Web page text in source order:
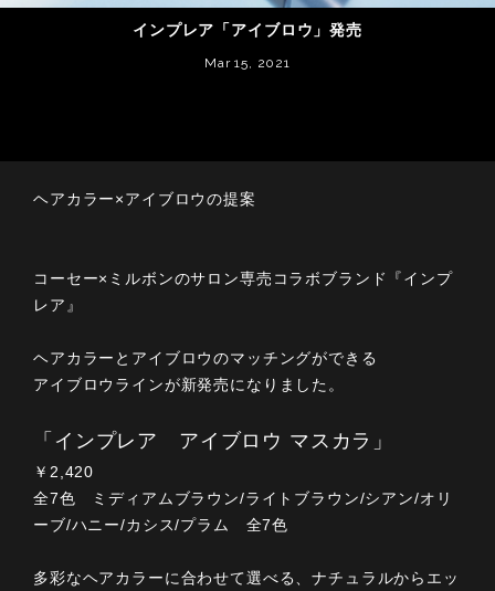
インプレア「アイブロウ」発売
Mar 15, 2021
ヘアカラー×アイブロウの提案
コーセー×ミルボンのサロン専売コラボブランド『インプ
レア』
ヘアカラーとアイブロウのマッチングができる
アイブロウラインが新発売になりました。
「インプレア アイブロウ マスカラ」
￥2,420
全7色 ミディアムブラウン/ライトブラウン/シアン/オリ
ーブ/ハニー/カシス/プラム 全7色
多彩なヘアカラーに合わせて選べる、ナチュラルからエッ